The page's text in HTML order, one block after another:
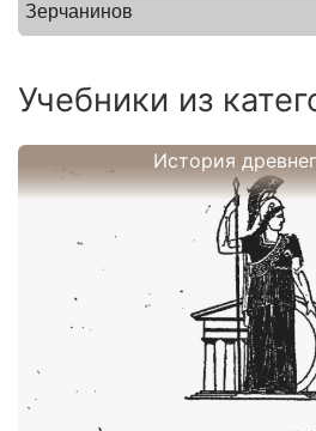
Зерчанинов
Учебники из
История